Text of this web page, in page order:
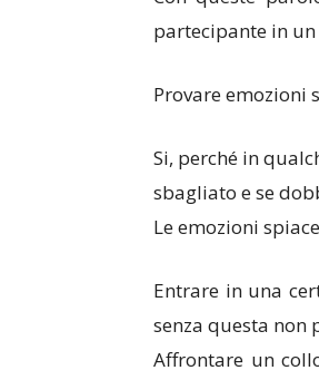
partecipante in
Provare emozioni
Si, perché in
sbagliato e se
Le emozioni
Entrare in una
senza questa non
Affrontare un